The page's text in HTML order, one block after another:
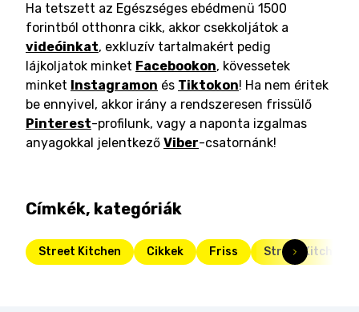
Ha tetszett az Egészséges ebédmenü 1500
forintból otthonra cikk, akkor csekkoljátok a
videóinkat, exkluzív tartalmakért pedig
lájkoljatok minket Facebookon, kövessetek
minket Instagramon és Tiktokon! Ha nem éritek
be ennyivel, akkor irány a rendszeresen frissülő
Pinterest-profilunk, vagy a naponta izgalmas
anyagokkal jelentkező Viber-csatornánk!
Címkék, kategóriák
Street Kitchen Cikkek Friss Street Kitchen